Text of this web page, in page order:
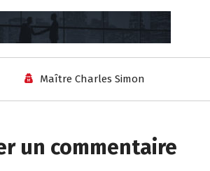
Maître Charles Simon
un commentaire